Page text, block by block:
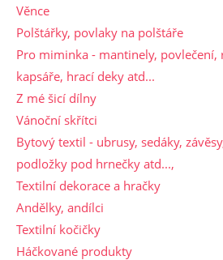
Věnce
Polštářky, povlaky na polštáře
Pro miminka - mantinely, povlečení,
kapsáře, hrací deky atd...
Z mé šicí dílny
Vánoční skřítci
Bytový textil - ubrusy, sedáky,
podložky pod hrnečky atd...,
Textilní dekorace a hračky
Andělky, andílci
Textilní kočičky
Háčkované produkty